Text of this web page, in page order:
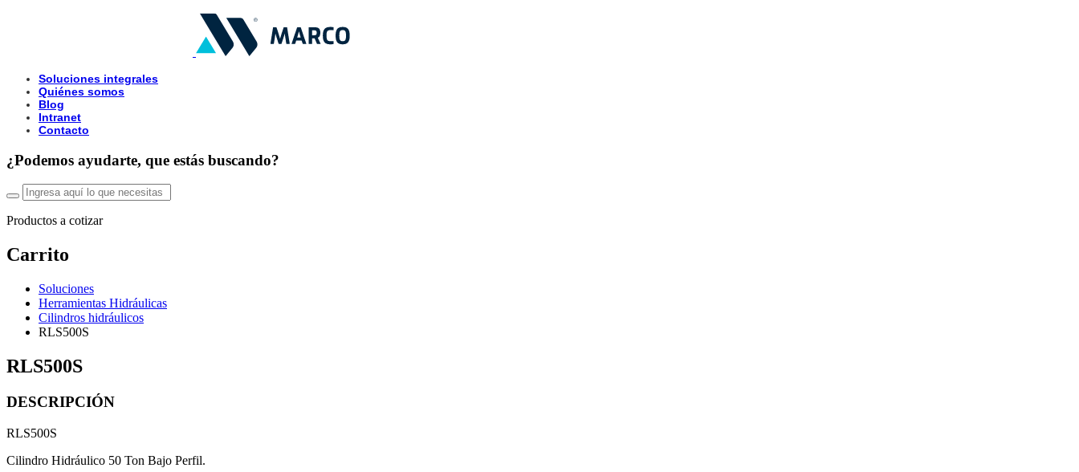
Soluciones integrales
Quiénes somos
Blog
Intranet
Contacto
¿Podemos ayudarte, que estás buscando?
Productos a cotizar
Carrito
Soluciones
Herramientas Hidráulicas
Cilindros hidráulicos
RLS500S
RLS500S
DESCRIPCIÓN
RLS500S
Cilindro Hidráulico 50 Ton Bajo Perfil.